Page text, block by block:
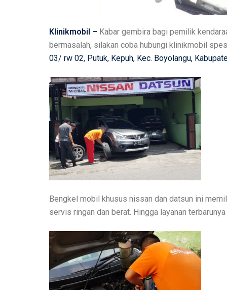
Klinikmobil – Kabar gembira bagi pemilik
bermasalah, silakan coba hubungi klinikmobil
03/ rw 02, Putuk, Kepuh, Kec. Boyolangu,
Bengkel mobil khusus nissan dan datsun ini
servis ringan dan berat. Hingga layanan